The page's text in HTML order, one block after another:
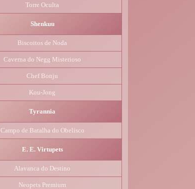
Torre Oculta
Shenkuu
Biscoitos de Noda
Caverna do Negg Misterioso
Chef Bonju
Kou-Jong
Tyrannia
Campo de Batalha do Obelisco
E. E. Virtupets
Alavanca do Destino
Neopets Premium